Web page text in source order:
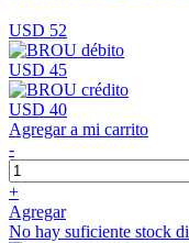
USD 52
USD 45
USD 40
Agregar a mi carrito
-
+
Agregar
No hay suficiente stock